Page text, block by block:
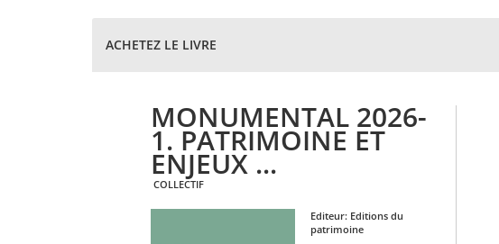
ACHETEZ LE LIVRE
MONUMENTAL 2026-
1. PATRIMOINE ET
ENJEUX ...
COLLECTIF
Editeur: Editions du
patrimoine